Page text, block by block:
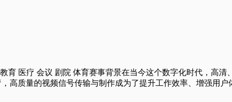
育 医疗 会议 剧院 体育赛事背景在当今这个数字化时代，高
高质量的视频信号传输与制作成为了提升工作效率、增强用户